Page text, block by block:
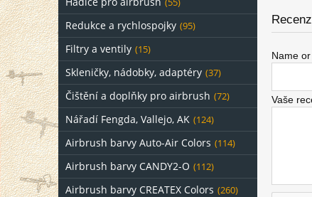
(55)
Redukce a rychlospojky (95)
Filtry a ventily (15)
Skleničky, nádobky, adaptéry (37)
Čištění a doplňky pro airbrush (72)
Nářadí Fengda, Vallejo, AK (124)
Airbrush barvy Auto-Air Colors (114)
Airbrush barvy CANDY2-O (112)
Airbrush barvy CREATEX Colors (260)
Name
Vaše